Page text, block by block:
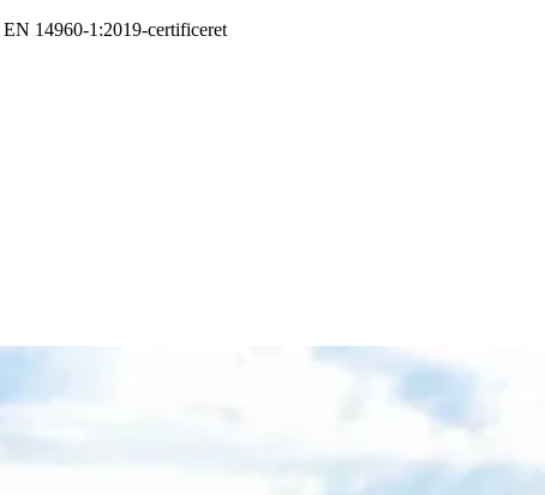
EN 14960-1:2019-certificeret